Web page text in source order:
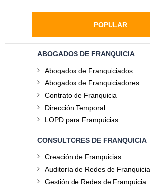
POPULAR
ABOGADOS DE FRANQUICIA
Abogados de Franquiciados
Abogados de Franquiciadores
Contrato de Franquicia
Dirección Temporal
LOPD para Franquicias
CONSULTORES DE FRANQUICIA
Creación de Franquicias
Auditoría de Redes de Franquicia
Gestión de Redes de Franquicia